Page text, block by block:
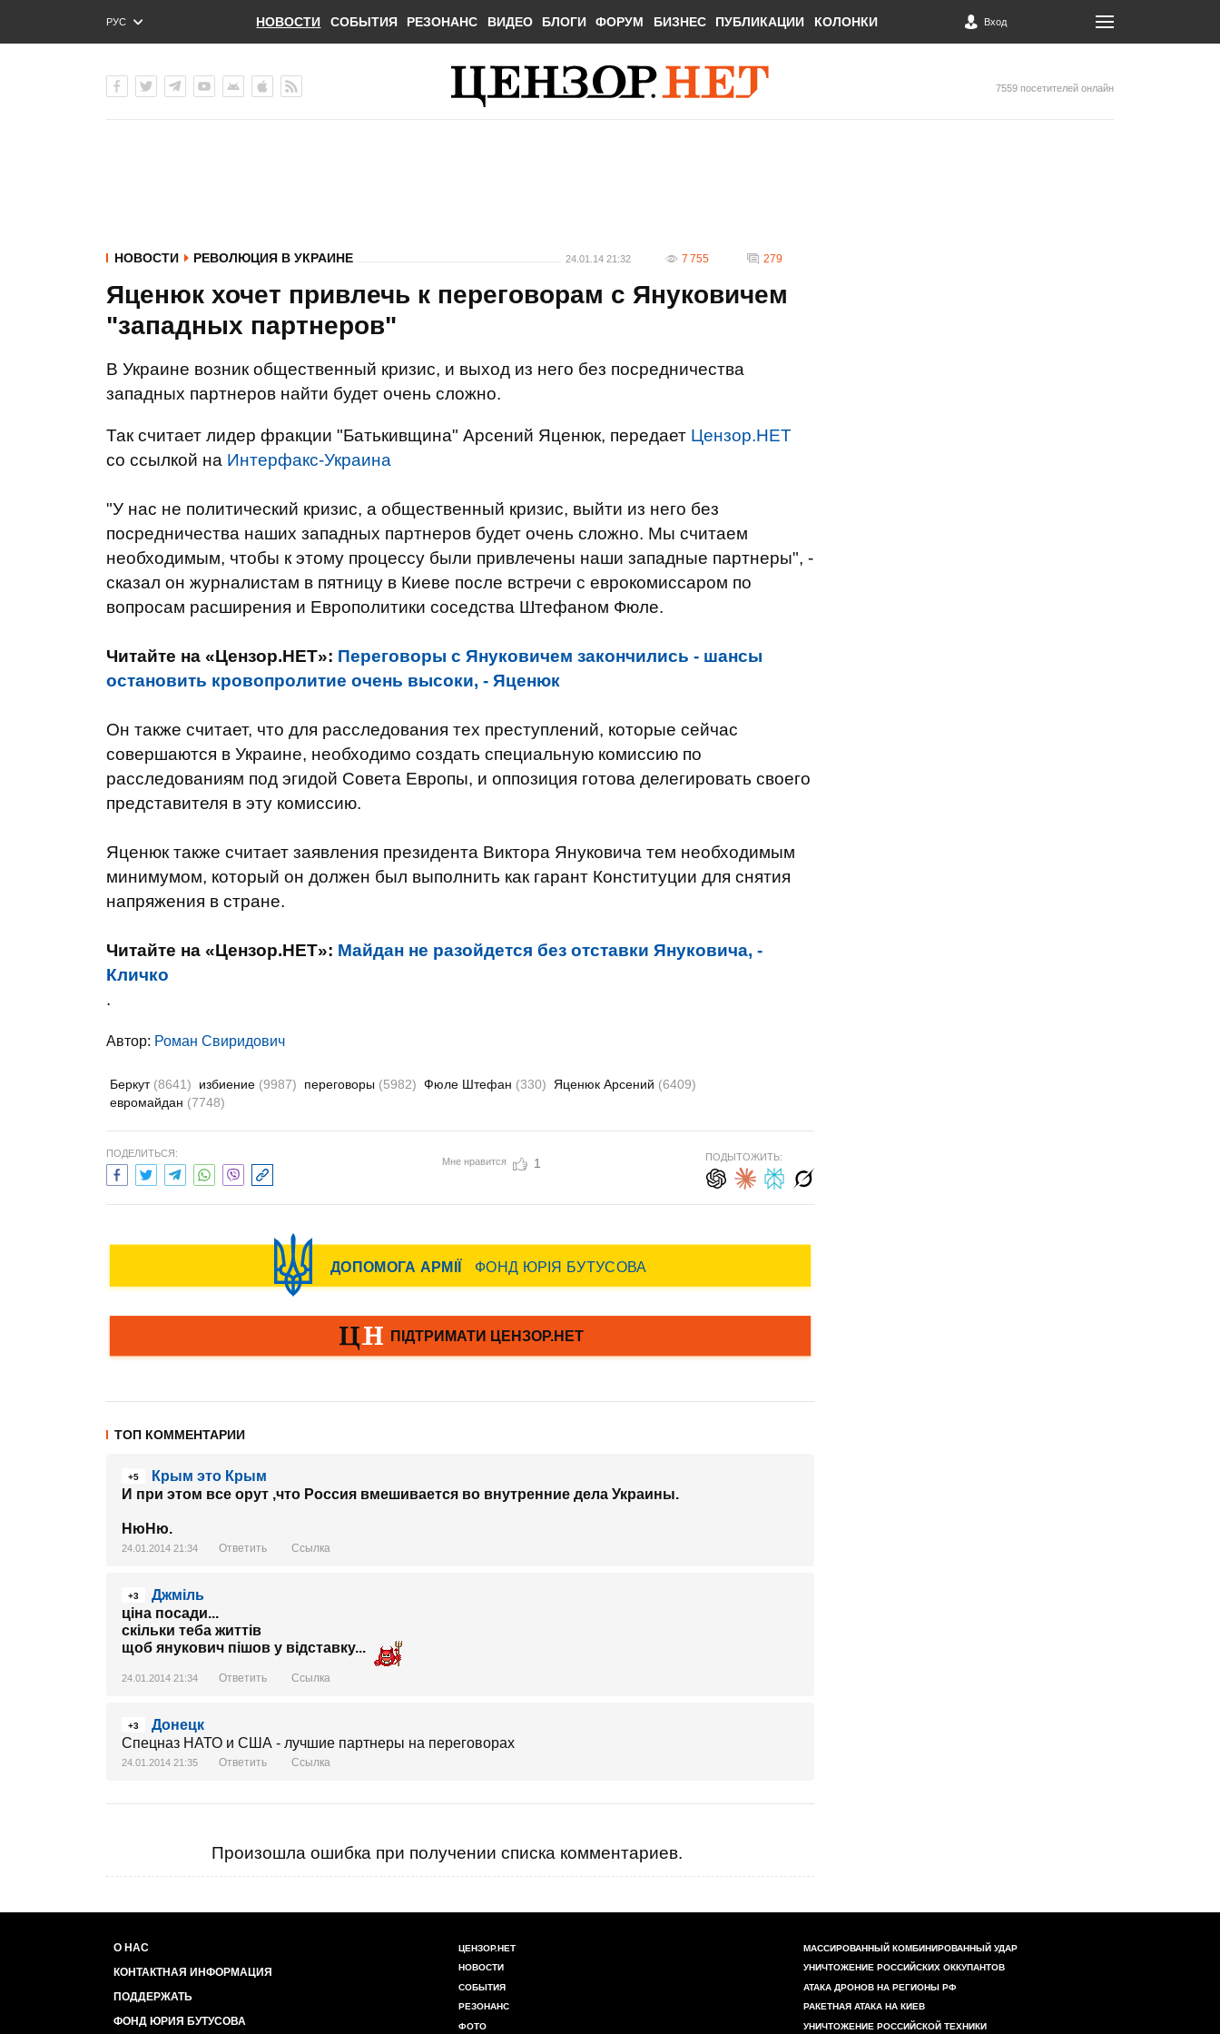
РУС
ENG
НОВОСТИ СОБЫТИЯ РЕЗОНАНС ВИДЕО БЛОГИ ФОРУМ БИЗНЕС ПУБЛИКАЦИИ КОЛОНКИ Вход
7559 посетителей онлайн
НОВОСТИ РЕВОЛЮЦИЯ В УКРАИНЕ 24.01.14 21:32 7 755 279
Яценюк хочет привлечь к переговорам с Януковичем
"западных партнеров"
В Украине возник общественный кризис, и выход из него без посредничества
западных партнеров найти будет очень сложно.
Так считает лидер фракции "Батькивщина" Арсений Яценюк, передает Цензор.НЕТ
со ссылкой на Интерфакс-Украина
"У нас не политический кризис, а общественный кризис, выйти из него без
посредничества наших западных партнеров будет очень сложно. Мы считаем
необходимым, чтобы к этому процессу были привлечены наши западные партнеры", -
сказал он журналистам в пятницу в Киеве после встречи с еврокомиссаром по
вопросам расширения и Европолитики соседства Штефаном Фюле.
Читайте на «Цензор.НЕТ»: Переговоры с Януковичем закончились - шансы
остановить кровопролитие очень высоки, - Яценюк
Он также считает, что для расследования тех преступлений, которые сейчас
совершаются в Украине, необходимо создать специальную комиссию по
расследованиям под эгидой Совета Европы, и оппозиция готова делегировать своего
представителя в эту комиссию.
Яценюк также считает заявления президента Виктора Януковича тем необходимым
минимумом, который он должен был выполнить как гарант Конституции для снятия
напряжения в стране.
Читайте на «Цензор.НЕТ»: Майдан не разойдется без отставки Януковича, -
Кличко
.
Автор: Роман Свиридович
Беркут (8641) избиение (9987) переговоры (5982) Фюле Штефан (330) Яценюк Арсений (6409)
евромайдан (7748)
ПОДЕЛИТЬСЯ:
Мне нравится 1 ПОДЫТОЖИТЬ:
ТОП КОММЕНТАРИИ
+5
Крым это Крым
И при этом все орут ,что Россия вмешивается во внутренние дела Украины.
НюНю.
24.01.2014 21:34 Ответить Ссылка
+3
Джміль
ціна посади...
скільки теба життів
щоб янукович пішов у відставку...
24.01.2014 21:34 Ответить Ссылка
+3
Донецк
Спецназ НАТО и США - лучшие партнеры на переговорах
24.01.2014 21:35 Ответить Ссылка
Произошла ошибка при получении списка комментариев.
О НАС
КОНТАКТНАЯ ИНФОРМАЦИЯ
ПОДДЕРЖАТЬ
ФОНД ЮРИЯ БУТУСОВА
ЦЕНЗОР.НЕТ
НОВОСТИ
СОБЫТИЯ
РЕЗОНАНС
ФОТО
МАССИРОВАННЫЙ КОМБИНИРОВАННЫЙ УДАР
УНИЧТОЖЕНИЕ РОССИЙСКИХ ОККУПАНТОВ
АТАКА ДРОНОВ НА РЕГИОНЫ РФ
РАКЕТНАЯ АТАКА НА КИЕВ
УНИЧТОЖЕНИЕ РОССИЙСКОЙ ТЕХНИКИ